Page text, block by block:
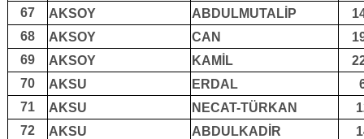
67
AKSOY ABDULMUTALİP
68
AKSOY CAN
69
AKSOY KAMİL
70
AKSU ERDAL
71
AKSU NECAT-TÜRKAN
72
AKSU ABDULKADİR